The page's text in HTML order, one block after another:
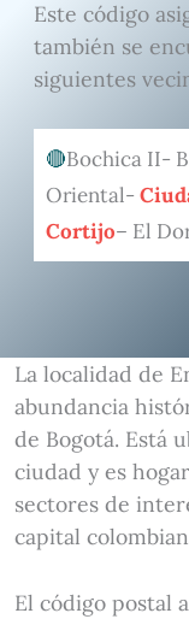
Este código
también se
siguientes
Bochica II-
Oriental-
Cortijo– El
La localidad de
abundancia
de Bogotá. Está
ciudad y es
sectores de
capital
El código postal